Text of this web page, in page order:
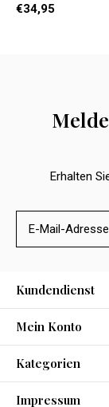
€34,95
Erhalten
Kundendienst
Mein Konto
Kategorien
Impressum